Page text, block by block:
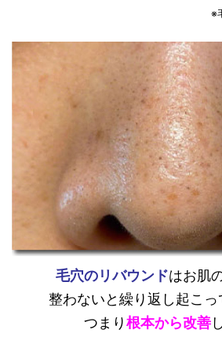
※
毛穴のリバウンドはお肌
整わないと繰り返し起こ
つまり根本から改善